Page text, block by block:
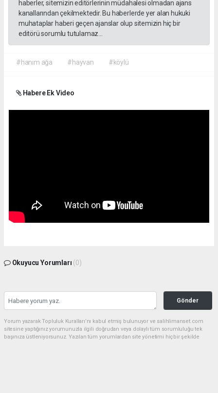
haberler, sitemizin editörlerinin müdahalesi olmadan ajans
kanallarından çekilmektedir. Bu haberlerde yer alan hukuki
muhataplar haberi geçen ajanslar olup sitemizin hiç bir
editörü sorumlu tutulamaz...
#hanım ağa #hayvan #köylü
Habere Ek Video
Okuyucu Yorumları (0)
Gönder
Yorum yazarak Topluluk Kuralları’nı kabul etmiş bulunuyor ve salihlimanset.com
sitesine yaptığınız yorumunuzla ilgili doğrudan veya dolaylı tüm sorumluluğu tek
başınıza üstleniyorsunuz. Yazılan tüm yorumlardan site yönetimi hiçbir şekilde